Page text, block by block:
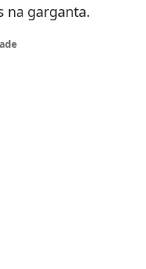
na garganta.